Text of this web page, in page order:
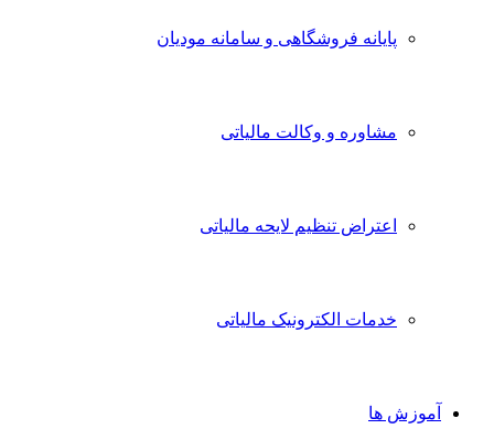
پایانه فروشگاهی و سامانه مودیان
مشاوره و وکالت مالیاتی
اعتراض تنظیم لایحه مالیاتی
خدمات الکترونیک مالیاتی
آموزش ها